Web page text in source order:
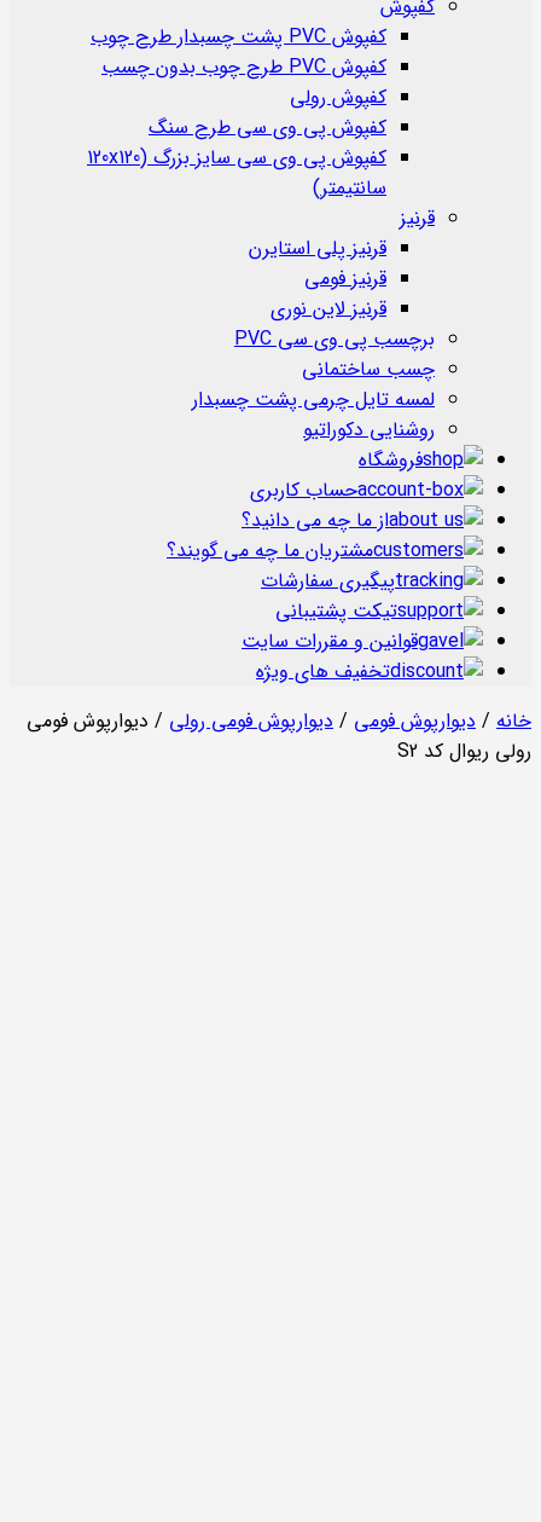
کفپوش
کفپوش PVC پشت چسبدار طرح چوب
کفپوش PVC طرح چوب بدون چسب
کفپوش رولی
کفپوش پی وی سی طرح سنگ
کفپوش پی وی سی سایز بزرگ (120x120
سانتیمتر)
قرنیز
قرنیز پلی استایرن
قرنیز فومی
قرنیز لاین نوری
برچسب پی وی سی PVC
چسب ساختمانی
لمسه تایل چرمی پشت چسبدار
روشنایی دکوراتیو
فروشگاه
حساب کاربری
از ما چه می دانید؟
مشتریان ما چه می گویند؟
پیگیری سفارشات
تیکت پشتیبانی
قوانین و مقررات سایت
تخفیف های ویژه
خانه / دیوارپوش فومی / دیوارپوش فومی رولی / دیوارپوش فومی
رولی ریوال کد S2